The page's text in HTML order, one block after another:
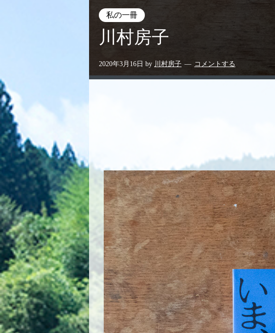
私の一冊
川村房子
2020年3月16日 by 川村房子 コメントする